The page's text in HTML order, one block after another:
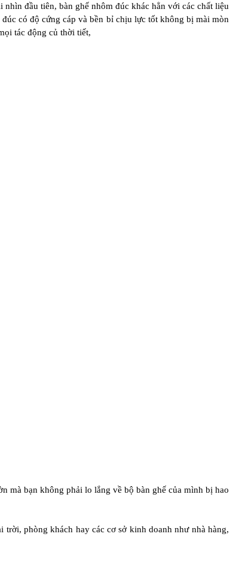
đầu tiên, bàn ghế nhôm đúc khác hẳn với các chất liệu
có độ cứng cáp và bền bỉ chịu lực tốt không bị mài mòn
tác động củ thời tiết,
mà bạn không phải lo lắng về bộ bàn ghế của mình bị hao
phòng khách hay các cơ sở kinh doanh như nhà hàng,